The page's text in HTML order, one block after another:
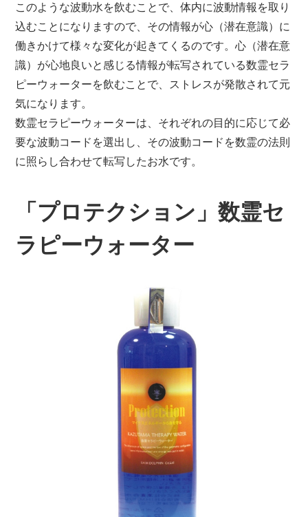
このような波動水を飲むことで、体内に波動情報を取り
込むことになりますので、その情報が心（潜在意識）に
働きかけて様々な変化が起きてくるのです。心（潜在意
識）が心地良いと感じる情報が転写されている数霊セラ
ピーウォーターを飲むことで、ストレスが発散されて元
気になります。
数霊セラピーウォーターは、それぞれの目的に応じて必
要な波動コードを選出し、その波動コードを数霊の法則
に照らし合わせて転写したお水です。
「プロテクション」数霊セ
ラピーウォーター